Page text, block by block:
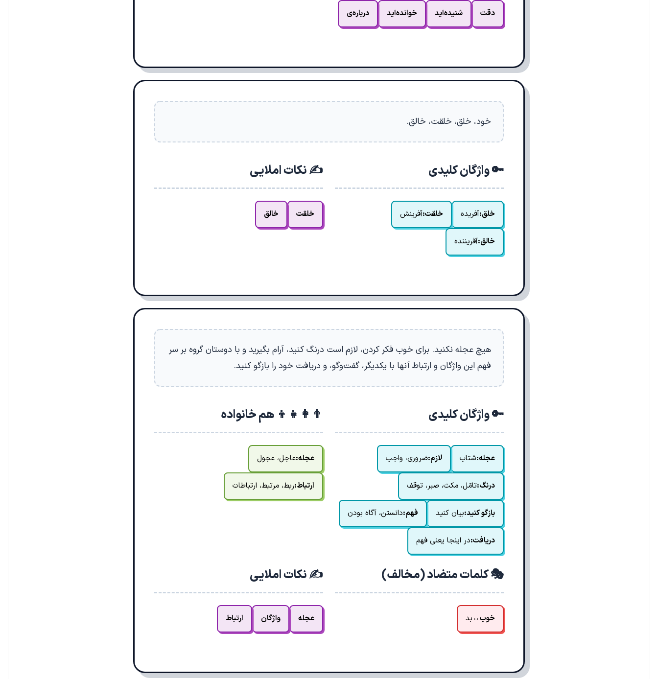
دقت شنیده‌اید خوانده‌اید درباره‌ی
خود، خلق، خلقت، خالق.
🔑 واژگان کلیدی
خلق:آفریده خلقت:آفرینش
خالق:آفریننده
✍️ نکات املایی
خلقت خالق
هیچ عجله نکنید. برای خوب فکر کردن، لازم است درنگ کنید، آرام بگیرید و با دوستان گروه بر سر
فهم این واژگان و ارتباط آنها با یکدیگر، گفت‌وگو، و دریافت خود را بازگو کنید.
🔑 واژگان کلیدی
عجله:شتاب لازم:ضروری، واجب
درنگ:تامّل، مکث، صبر، توقف
بازگو کنید:بیان کنید فهم:دانستن، آگاه بودن
دریافت:در اینجا یعنی فهم
👨‍👩‍👧‍👦 هم خانواده
عجله:عاجل، عجول
ارتباط:ربط، مرتبط، ارتباطات
🎭 کلمات متضاد (مخالف)
خوب↔بد
✍️ نکات املایی
عجله واژگان ارتباط